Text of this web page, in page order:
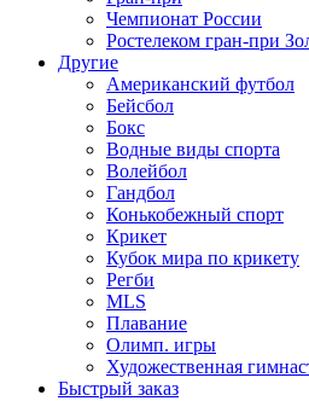
Чемпионат России
Ростелеком гран-при
Другие
Американский футбол
Бейсбол
Бокс
Водные виды спорта
Волейбол
Гандбол
Конькобежный спорт
Крикет
Кубок мира по крикету
Регби
MLS
Плавание
Олимп. игры
Художественная
Быстрый заказ